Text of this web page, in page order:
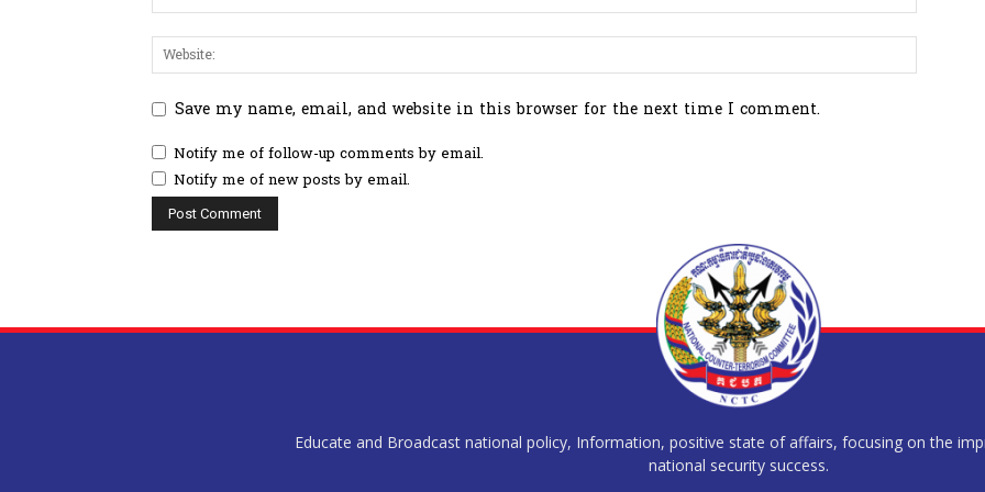
Save my name, email, and website in this browser for the next time I comment.
Notify me of follow-up comments by email.
Notify me of new posts by email.
Educate and Broadcast national policy, Information, positive state of affairs, focusing on the
national security success.